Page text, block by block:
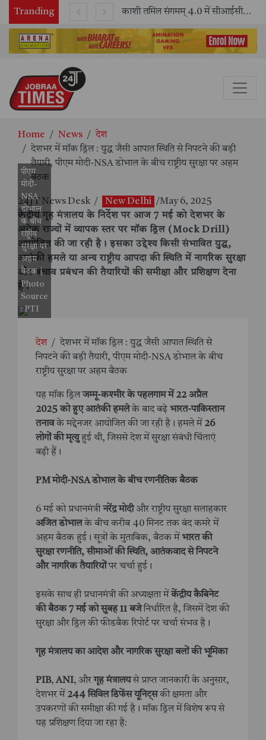
Tranding काशी तमिल संगमम् 4.0 में सीआईसीटी का स्टॉल बना तमिल भाषा और संस्कृति का केंद्र, ‘तमिल करकलाम’ से सीखना हुआ सरल
Home News
देश
देशभर में मॉक ड्रिल : युद्ध जैसी आपात स्थिति से निपटने की बड़ी
तैयारी, पीएम मोदी-NSA डोभाल के बीच राष्ट्रीय सुरक्षा पर अहम
बैठक
24JT News Desk / New Delhi /May 6, 2025
केंद्रीय गृह मंत्रालयके निर्देश पर आज 7 मई को देशभर के
अनेक राज्यों में व्यापक स्तर परमॉक ड्रिल (Mock Drill)
आयोजित की जा रही है। इसका उद्देश्य किसी संभावित युद्ध,
आतंकी हमले या अन्य राष्ट्रीय आपदा की स्थिति में नागरिक सुरक्षा
और बचाव प्रबंधनकी तैयारियों की समीक्षा और प्रशिक्षण देना
है।
पीएम
मोदी-
NSA
डोभाल
के बीच
राष्ट्रीय
सुरक्षा पर
अहम
बैठक |
Photo
Source
: PTI
देश / देशभर में मॉक ड्रिल : युद्ध जैसी आपात स्थिति से
निपटने की बड़ी तैयारी, पीएम मोदी-NSA डोभाल के बीच
राष्ट्रीय सुरक्षा पर अहम बैठक
यह मॉक ड्रिलजम्मू-कश्मीर के पहलगाम में 22 अप्रैल
2025 को हुए आतंकी हमलेके बाद बढ़े भारत-पाकिस्तान
तनावके मद्देनजर आयोजित की जा रही है। हमले में 26
लोगों की मृत्युहुई थी, जिससे देश में सुरक्षा संबंधी चिंताएं
बढ़ी हैं।
PM मोदी-NSA डोभाल के बीच रणनीतिक बैठक
6 मई को प्रधानमंत्रीनरेंद्र मोदीऔर राष्ट्रीय सुरक्षा सलाहकार
अजित डोभालके बीच करीब 40 मिनट तक बंद कमरे में
अहम बैठक हुई। सूत्रों के मुताबिक, बैठक में भारत की
सुरक्षा रणनीति, सीमाओं की स्थिति, आतंकवाद से निपटने
और नागरिक तैयारियोंपर चर्चा हुई।
इसके साथ ही प्रधानमंत्री की अध्यक्षता मेंकेंद्रीय कैबिनेट
की बैठक 7 मई को सुबह 11 बजेनिर्धारित है, जिसमें देश की
सुरक्षा और ड्रिल की फीडबैक रिपोर्ट पर चर्चा संभव है।
गृह मंत्रालय का आदेश और नागरिक सुरक्षा बलों की भूमिका
PIB,ANI, औरगृह मंत्रालयसे प्राप्त जानकारी के अनुसार,
देशभर में 244 सिविल डिफेंस यूनिट्सकी क्षमता और
उपकरणों की समीक्षा की गई है। मॉक ड्रिल में विशेष रूप से
यह प्रशिक्षण दिया जा रहा है: